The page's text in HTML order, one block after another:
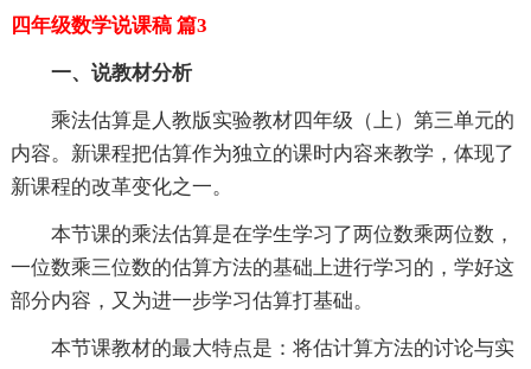
四年级数学说课稿 篇3
一、说教材分析
乘法估算是人教版实验教材四年级（上）第三单元的
内容。新课程把估算作为独立的课时内容来教学，体现了
新课程的改革变化之一。
本节课的乘法估算是在学生学习了两位数乘两位数，
一位数乘三位数的估算方法的基础上进行学习的，学好这
部分内容，又为进一步学习估算打基础。
本节课教材的最大特点是：将估计算方法的讨论与实